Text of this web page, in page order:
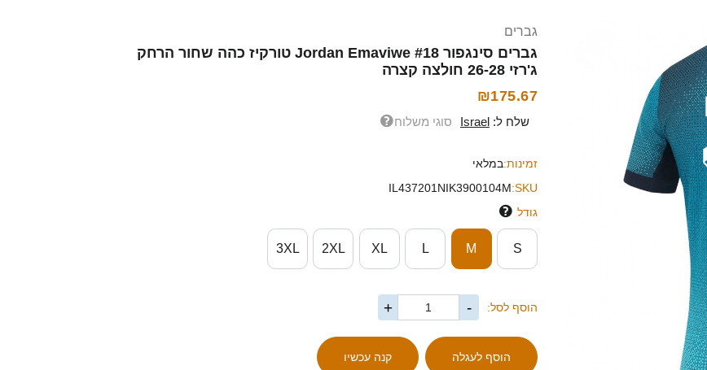
גברים
גברים סינגפור Jordan Emaviwe #18 טורקיז כהה שחור הרחק
ג'רזי 26-28 חולצה קצרה
₪175.67
שלח ל: Israel סוגי משלוח
זמינות:במלאי
SKU:
IL437201NIK3900104M
גודל
S
M
L
XL
2XL
3XL
הוסף לסל: -
+